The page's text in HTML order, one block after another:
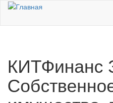
Перейти к основному содержанию